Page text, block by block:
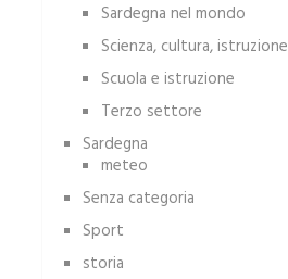
Sardegna nel mondo
Scienza, cultura, istruzione
Scuola e istruzione
Terzo settore
Sardegna
meteo
Senza categoria
Sport
storia